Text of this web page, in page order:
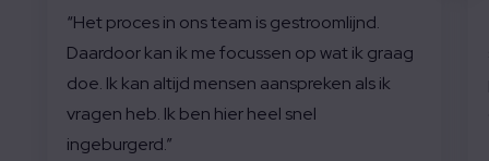
“Het proces in ons team is gestroomlijnd.
Daardoor kan ik me focussen op wat ik graag
doe. Ik kan altijd mensen aanspreken als ik
vragen heb. Ik ben hier heel snel
ingeburgerd.”